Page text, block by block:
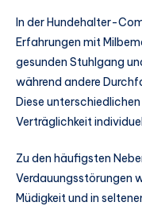
In der Hundehalter-
Erfahrungen mit
gesunden Stuhlgang
während andere
Diese
Verträglichkeit
Zu den häufigsten
Verdauungsstörungen
Müdigkeit und in